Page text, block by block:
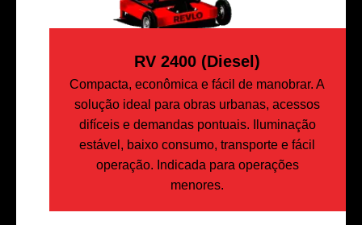
RV 2400 (Diesel)
Compacta, econômica e fácil de manobrar. A
solução ideal para obras urbanas, acessos
difíceis e demandas pontuais. Iluminação
estável, baixo consumo, transporte e fácil
operação. Indicada para operações
menores.